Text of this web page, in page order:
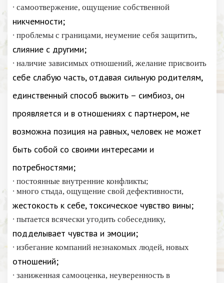
∙ самоотвержение, ощущение собственной
никчемности;
∙ проблемы с границами, неумение себя защитить,
слияние с другими;
∙ наличие зависимых отношений, желание присвоить
себе слабую часть, отдавая сильную родителям,
единственный способ выжить – симбиоз, он
проявляется и в отношениях с партнером, не
возможна позиция на равных, человек не может
быть собой со своими интересами и
потребностями;
∙ постоянные внутренние конфликты;
∙ много стыда, ощущение свой дефективности,
жестокость к себе, токсическое чувство вины;
∙ пытается всячески угодить собеседнику,
подделывает чувства и эмоции;
∙ избегание компаний незнакомых людей, новых
отношений;
∙ заниженная самооценка, неуверенность в